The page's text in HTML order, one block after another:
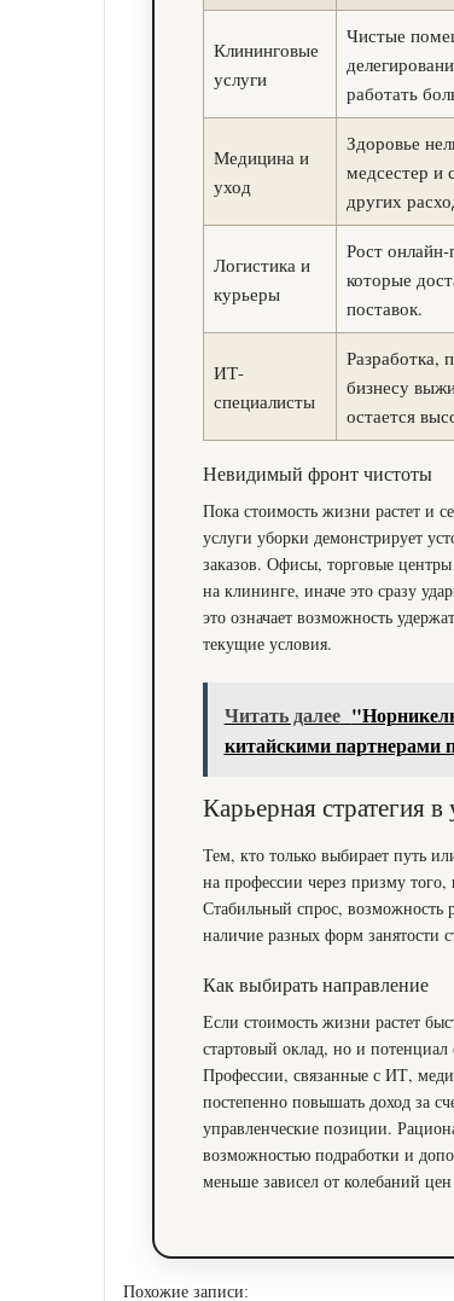
Клининговые
услуги
Чистые
работать
Медицина и
уход
Здоровье
медсестер и
других
Логистика и
курьеры
Рост
которые
поставок.
ИТ-
специалисты
Разработка,
бизнесу
остается
Невидимый фронт чистоты
Пока стоимость жизни растет и
услуги уборки демонстрирует
заказов. Офисы, торговые
на клининге, иначе это сразу
это означает возможность
текущие условия.
Читать далее
китайскими
Карьерная стратегия
Тем, кто только выбирает путь
на профессии через призму
Стабильный спрос, возможность
наличие разных форм занятости
Как выбирать направление
Если стоимость жизни растет
стартовый оклад, но и потенциал
Профессии, связанные с ИТ,
постепенно повышать доход за
управленческие позиции.
возможностью подработки и
меньше зависел от колебаний
Похожие записи: